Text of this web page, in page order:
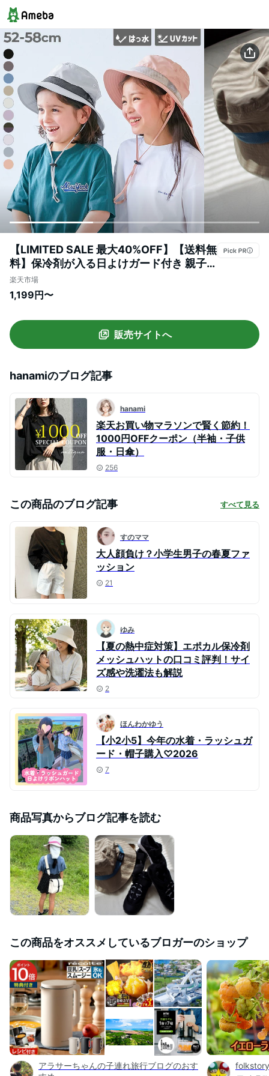
【LIMITED SALE 最大40%OFF】【送料無
料】保冷剤が入る日よけガード付き 親子で
使える 撥水 UVカットフェスハット(水陸
両用) 子供服 キッズ 男の子 女の子 帽子 ハ
楽天市場
1,199円〜
販売サイトへ
hanamiのブログ記事
hanami
楽天お買い物マラソンで賢く節約！
1000円OFFクーポン（半袖・子供
服・日傘）
256
この商品のブログ記事 すべて見る
すのママ
大人顔負け？小学生男子の春夏ファ
ッション
21
ゆみ
【夏の熱中症対策】エポカル保冷剤
メッシュハットの口コミ評判！サイ
ズ感や洗濯法も解説
2
ほんわかゆう
【小2小5】今年の水着・ラッシュガ
ード・帽子購入♡2026
7
商品写真からブログ記事を読む
この商品をオススメしているブロガーのショップ
アラサーちゃんの子連れ旅行ブログのおす